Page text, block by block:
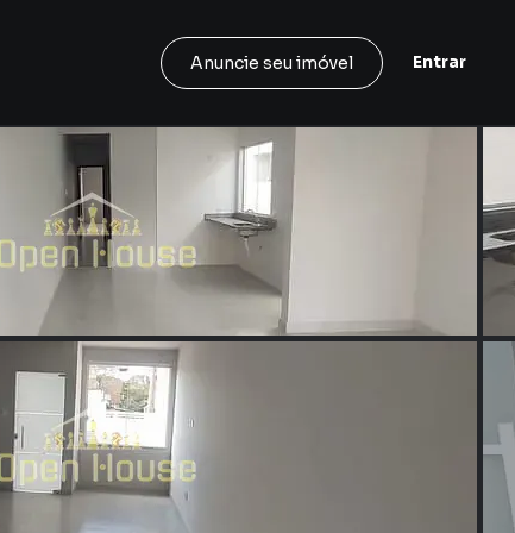
Anuncie seu imóvel Entrar